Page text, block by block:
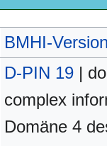
BMHI-
D-PIN 19|
complex
Domäne 4